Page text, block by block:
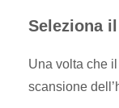
Seleziona
Una volta che
scansione